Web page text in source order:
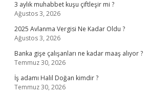
3 aylık muhabbet kuşu çiftleşir mi ?
Ağustos 3, 2026
2025 Avlanma Vergisi Ne Kadar Oldu ?
Ağustos 3, 2026
Banka gişe çalışanları ne kadar maaş alıyor ?
Temmuz 30, 2026
İş adamı Halil Doğan kimdir ?
Temmuz 30, 2026